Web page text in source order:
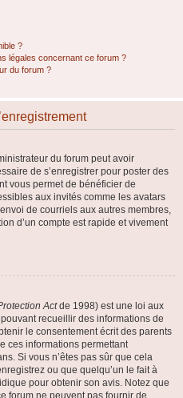
?
légales concernant ce forum ?
du forum ?
du forum peut avoir
de s’enregistrer pour poster des
vous permet de bénéficier de
aux invités comme les avatars
de courriels aux autres membres,
d’un compte est rapide et vivement
Actde 1998) est une loi aux
recueillir des informations de
le consentement écrit des parents
ces informations permettant
Si vous n’êtes pas sûr que cela
ou que quelqu’un le fait à
pour obtenir son avis. Notez que
forum ne peuvent pas fournir de